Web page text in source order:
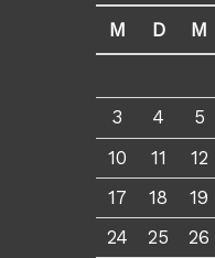
M D M
3
4 5
10
11 12
17
18 19
24
25 26